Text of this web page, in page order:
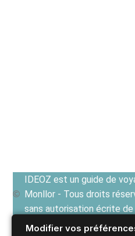
Modifier vos
IDEOZ est un guide de
Monllor - Tous droits
sans autorisation écrite
Voir les Conditions